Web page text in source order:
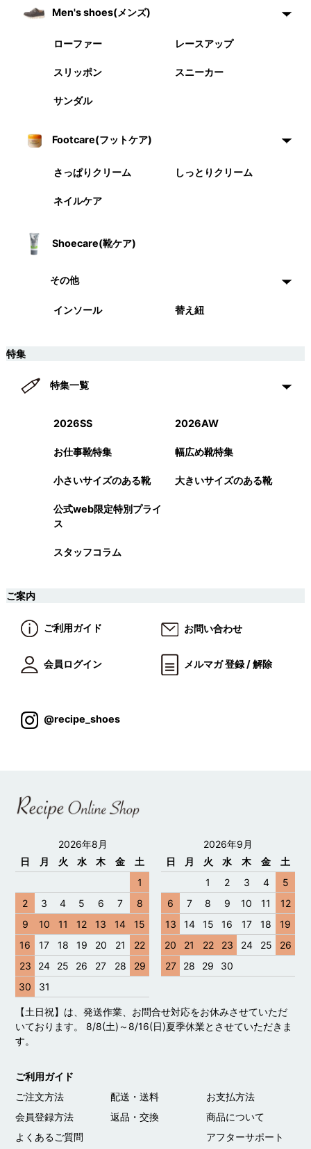
Men's shoes(メンズ)
ローファー レースアップ
スリッポン スニーカー
サンダル
Footcare(フットケア)
さっぱりクリーム しっとりクリーム
ネイルケア
Shoecare(靴ケア)
その他
インソール 替え紐
特集
特集一覧
2026SS 2026AW
お仕事靴特集 幅広め靴特集
小さいサイズのある靴 大きいサイズのある靴
公式web限定特別プライ
ス
スタッフコラム
ご案内
ご利用ガイド お問い合わせ
会員ログイン メルマガ 登録 / 解除
@recipe_shoes
2026年8月
日
月 火 水 木 金
土
1
2
3 4 5 6 7
8
9
10 11 12 13 14
15
16
17 18 19 20 21
22
23
24 25 26 27 28
29
30
31
2026年9月
日
月 火 水 木 金
土
1
2 3 4
5
6
7 8 9 10 11
12
13
14 15 16 17 18
19
20
21 22 23 24 25
26
27
28 29 30
【土日祝】は、発送作業、お問合せ対応をお休みさせていただ
いております。 8/8(土)～8/16(日)夏季休業とさせていただきま
す。
ご利用ガイド
ご注文方法
配送・送料
お支払方法
会員登録方法
返品・交換
商品について
よくあるご質問
アフターサポート